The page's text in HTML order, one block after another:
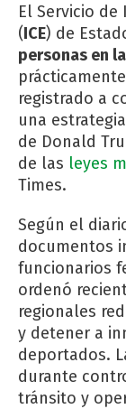
El Servicio
(ICE) de
personas en
registrado a
una
de Donald
de las leyes
Times.
Según el
documentos
funcionarios
ordenó
regionales
y detener a
deportados.
durante
tránsito y